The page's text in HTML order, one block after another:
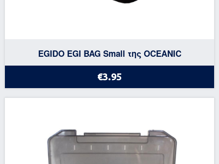
EGIDO EGI BAG Small της OCEANIC
€3.95